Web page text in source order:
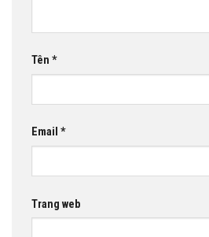
Tên *
Email *
Trang web